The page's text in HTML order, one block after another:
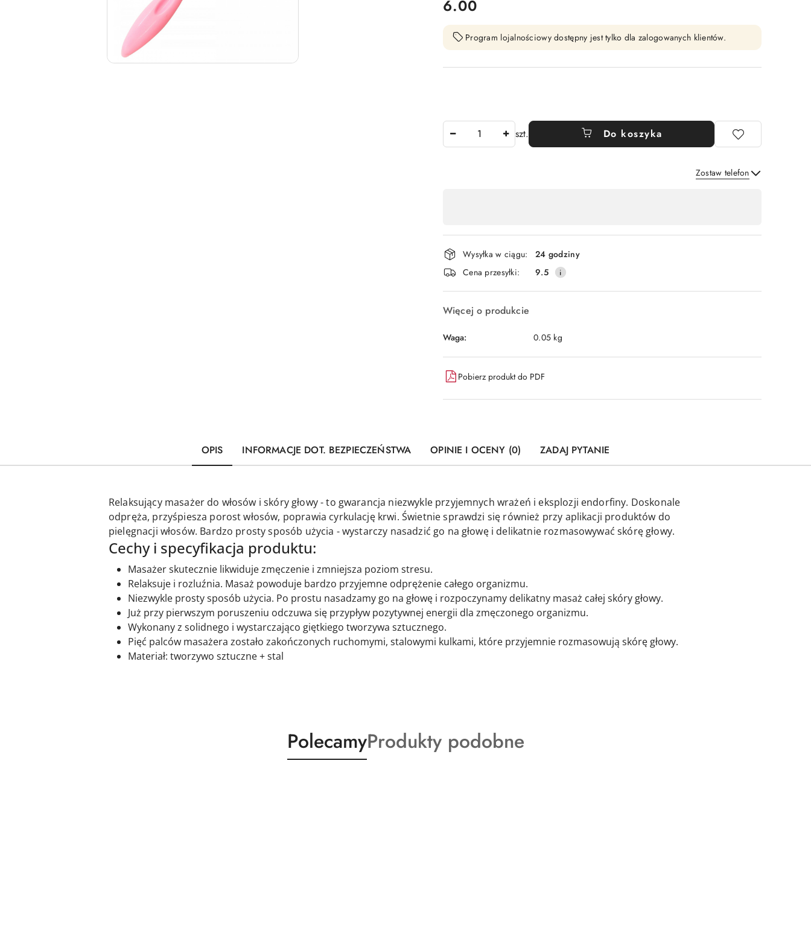
cena:
6.00
Program lojalnościowy dostępny jest tylko dla zalogowanych klientów.
szt. Do koszyka
Zostaw telefon
płatność
i
dostawa
Wysyłka w ciągu:
24 godziny
Cena przesyłki:
9.5
Więcej o produkcie
Waga: 0.05 kg
Pobierz produkt do PDF
OPIS INFORMACJE DOT. BEZPIECZEŃSTWA OPINIE I OCENY (0) ZADAJ PYTANIE
Relaksujący masażer do włosów i skóry głowy - to gwarancja niezwykle przyjemnych wrażeń i eksplozji endorfiny. Doskonale
odpręża, przyśpiesza porost włosów, poprawia cyrkulację krwi. Świetnie sprawdzi się również przy aplikacji produktów do
pielęgnacji włosów. Bardzo prosty sposób użycia - wystarczy nasadzić go na głowę i delikatnie rozmasowywać skórę głowy.
Cechy i specyfikacja produktu:
Masażer skutecznie likwiduje zmęczenie i zmniejsza poziom stresu.
Relaksuje i rozluźnia. Masaż powoduje bardzo przyjemne odprężenie całego organizmu.
Niezwykle prosty sposób użycia. Po prostu nasadzamy go na głowę i rozpoczynamy delikatny masaż całej skóry głowy.
Już przy pierwszym poruszeniu odczuwa się przypływ pozytywnej energii dla zmęczonego organizmu.
Wykonany z solidnego i wystarczająco giętkiego tworzywa sztucznego.
Pięć palców masażera zostało zakończonych ruchomymi, stalowymi kulkami, które przyjemnie rozmasowują skórę głowy.
Materiał: tworzywo sztuczne + stal
Produkty
o
PolecamyProdukty
o
Produkty podobne